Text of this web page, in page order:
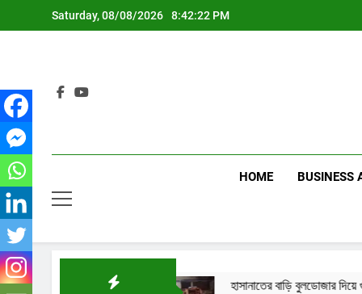
to
Saturday, 08/08/2026 8:42:23 PM
HOME BUSINESS
হাসানাতের বাড়ি বুলডোজার দিয়ে গুঁড়িয়ে দেওয়া হলো